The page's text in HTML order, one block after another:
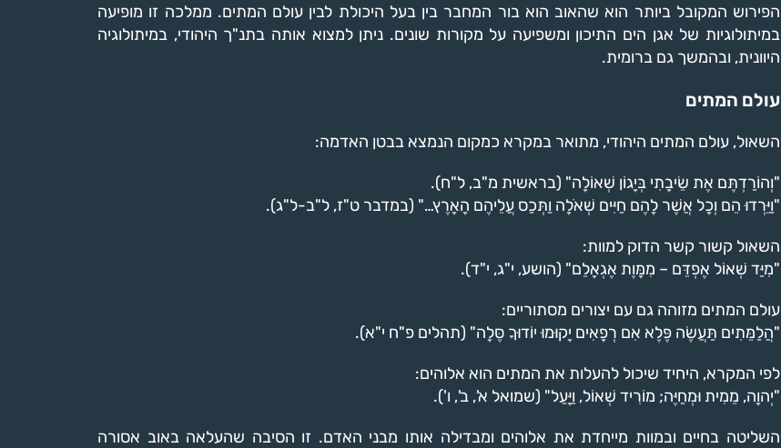
הפירוש המקובל ביותר הוא שהאוב הוא בור המחבר בין בעל היכולת לבין עולם המתים. ממלכה זו מופיעה
במיתולוגיות של אגן הים התיכון ומשפיעה על מקורות שונים. ניתן למצוא אותה בתנ"ך היהודי, במיתולוגיה
היוונית, ובהמשך גם ברומית.
עולם המתים
השאול, עולם המתים היהודי, מתואר במקרא כמקום הנמצא בבטן האדמה:
"וְהוֹרַדְתֶּם אֶת שֵׂיבָתִי בְּיָגוֹן שְׁאוֹלָה" (בראשית מ"ב, ל"ח).
"וַיֵּרְדוּ הֵם וְכָל אֲשֶׁר לָהֶם חַיִּים שְׁאֹלָה וַתְּכַס עֲלֵיהֶם הָאָרֶץ…" (במדבר ט"ז, ל"ב-ל"ג).
השאול קשור קשר הדוק למוות:
"מִיַּד שְׁאוֹל אֶפְדֵּם – מִמָּוֶת אֶגְאָלֵם" (הושע, י"ג, י"ד).
עולם המתים מזוהה גם עם יצורים מסתוריים:
"הֲלַמֵּתִים תַּעֲשֶׂה פֶּלֶא אִם רְפָאִים יָקוּמוּ יוֹדוּךָ סֶּלָה" (תהלים פ"ח י"א).
לפי המקרא, היחיד שיכול להעלות את המתים הוא אלוהים:
"יְהוָה, מֵמִית וּמְחַיֶּה; מוֹרִיד שְׁאוֹל, וַיָּעַל" (שמואל א', ב', ו').
השליטה בחיים ובמוות מייחדת את אלוהים ומבדילה אותו מבני האדם. זו הסיבה שהעלאה באוב אסורה